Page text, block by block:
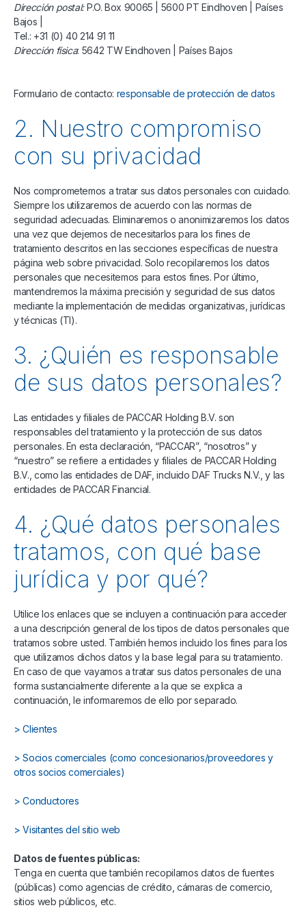
Dirección postal:P.O. Box 90065 | 5600 PT Eindhoven | Países
Bajos |
Tel.: +31 (0) 40 214 91 11
Dirección física: 5642 TW Eindhoven | Países Bajos
Formulario de contacto: responsable de protección de datos
2. Nuestro compromiso
con su privacidad
Nos comprometemos a tratar sus datos personales con cuidado.
Siempre los utilizaremos de acuerdo con las normas de
seguridad adecuadas. Eliminaremos o anonimizaremos los datos
una vez que dejemos de necesitarlos para los fines de
tratamiento descritos en las secciones específicas de nuestra
página web sobre privacidad. Solo recopilaremos los datos
personales que necesitemos para estos fines. Por último,
mantendremos la máxima precisión y seguridad de sus datos
mediante la implementación de medidas organizativas, jurídicas
y técnicas (TI).
3. ¿Quién es responsable
de sus datos personales?
Las entidades y filiales de PACCAR Holding B.V. son
responsables del tratamiento y la protección de sus datos
personales. En esta declaración, “PACCAR”, “nosotros” y
“nuestro” se refiere a entidades y filiales de PACCAR Holding
B.V., como las entidades de DAF, incluido DAF Trucks N.V., y las
entidades de PACCAR Financial.
4. ¿Qué datos personales
tratamos, con qué base
jurídica y por qué?
Utilice los enlaces que se incluyen a continuación para acceder
a una descripción general de los tipos de datos personales que
tratamos sobre usted. También hemos incluido los fines para los
que utilizamos dichos datos y la base legal para su tratamiento.
En caso de que vayamos a tratar sus datos personales de una
forma sustancialmente diferente a la que se explica a
continuación, le informaremos de ello por separado.
> Clientes
> Socios comerciales (como concesionarios/proveedores y
otros socios comerciales)
> Conductores
> Visitantes del sitio web
Datos de fuentes públicas:
Tenga en cuenta que también recopilamos datos de fuentes
(públicas) como agencias de crédito, cámaras de comercio,
sitios web públicos, etc.